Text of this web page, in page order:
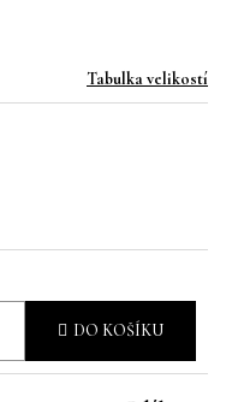
Tabulka velikostí
DO KOŠÍKU